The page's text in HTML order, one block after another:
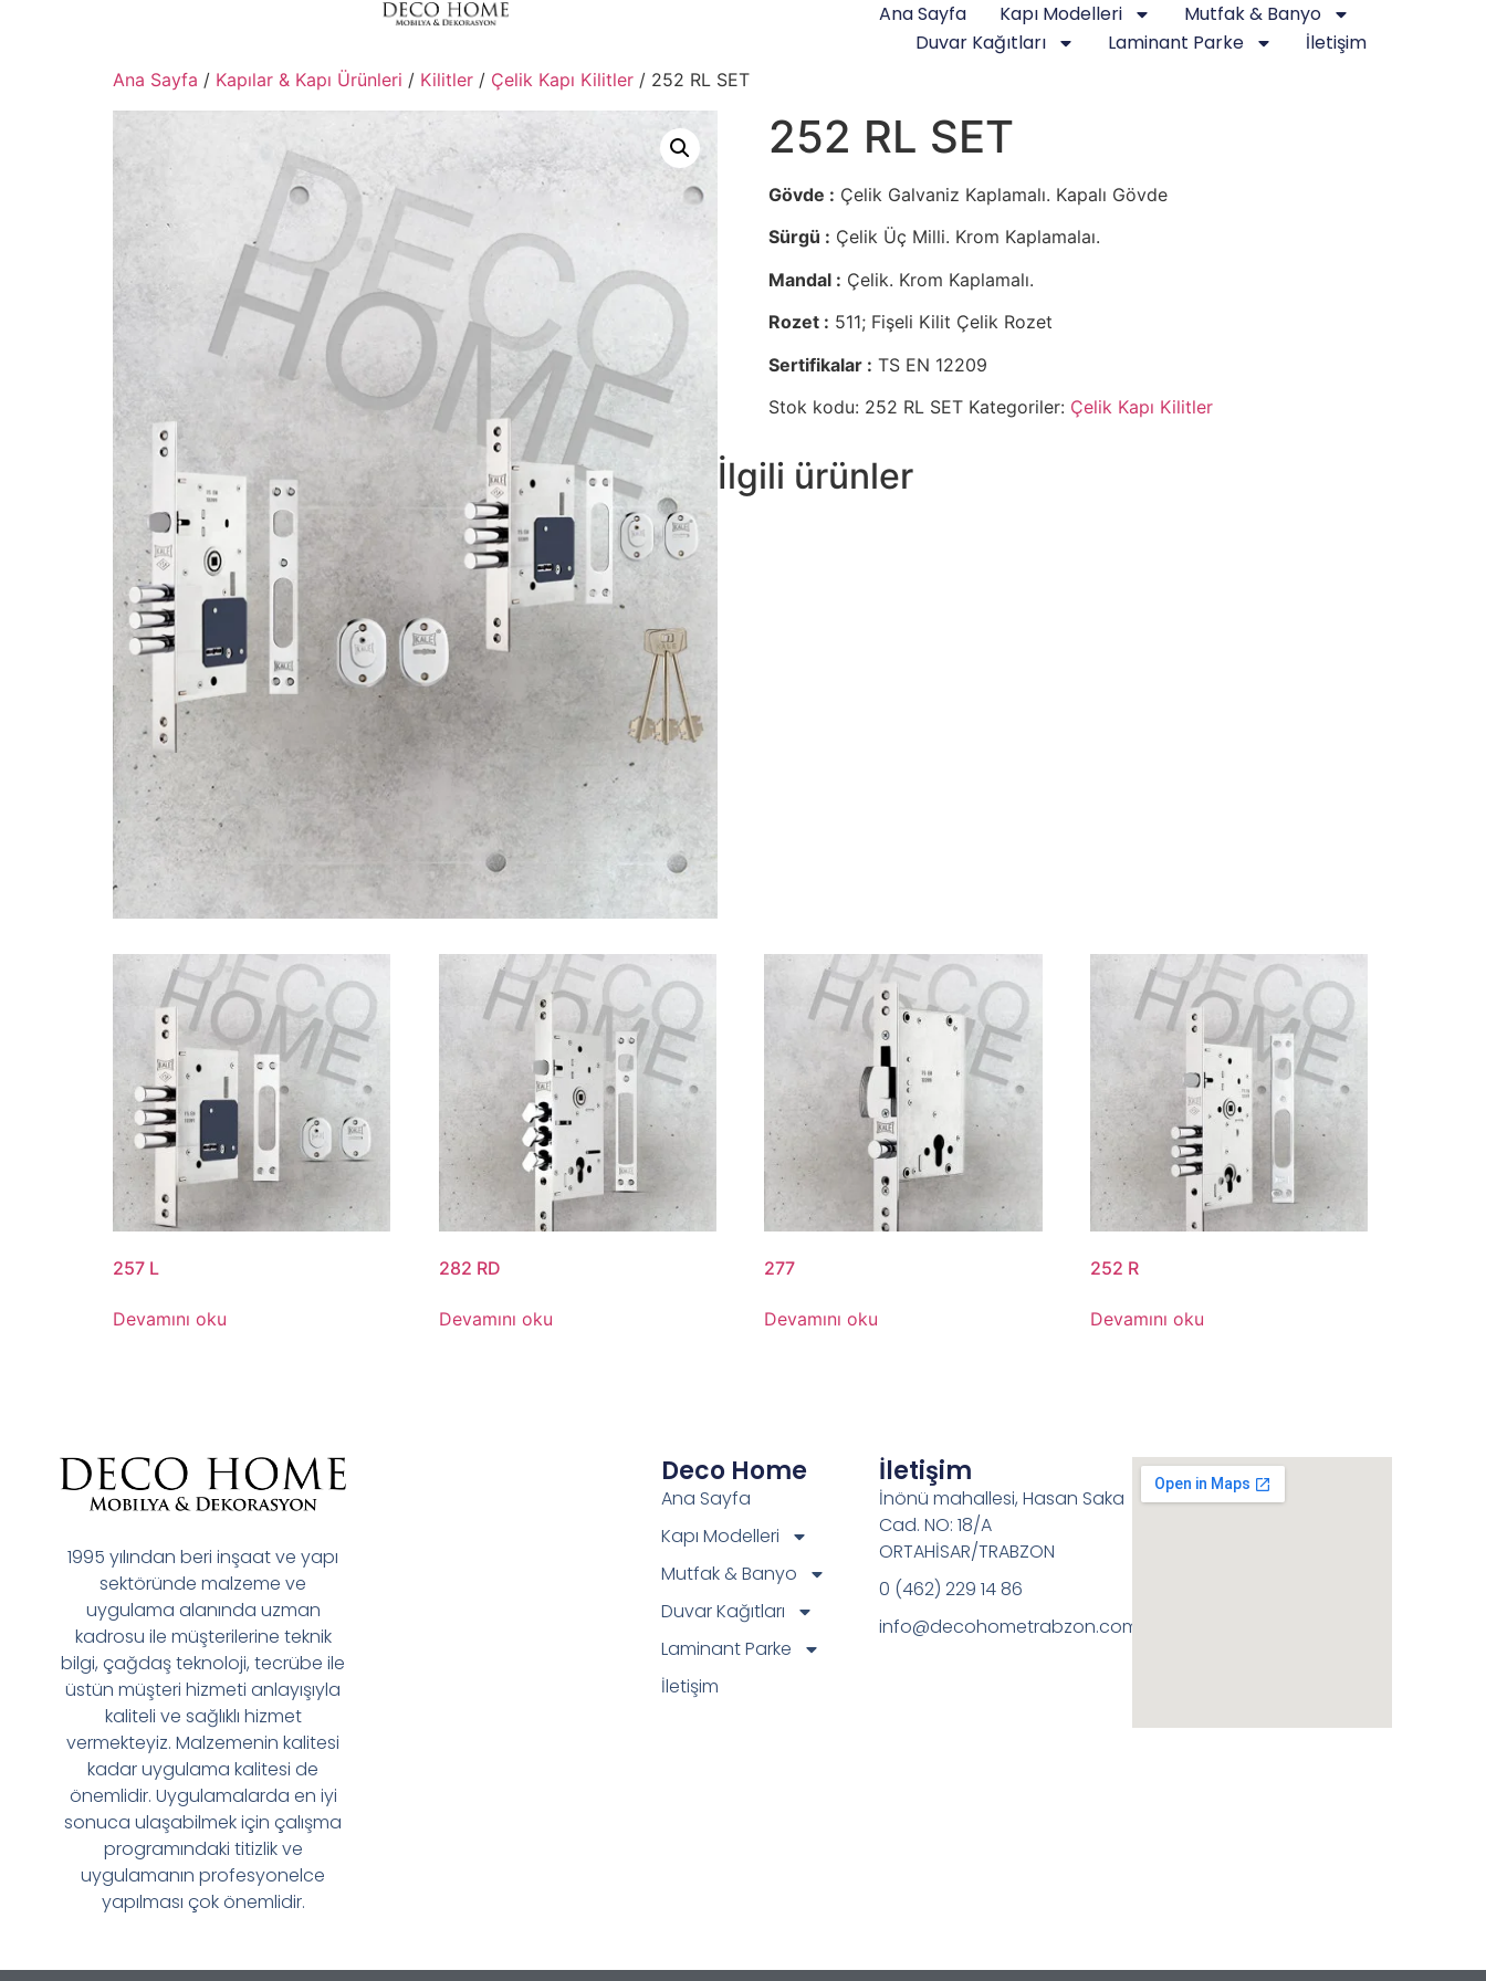
Ana Sayfa Kapı Modelleri
Mutfak & Banyo
Duvar Kağıtları
Laminant Parke İletişim
Ana Sayfa / Kapılar & Kapı Ürünleri / Kilitler / Çelik Kapı Kilitler / 252 RL SET
252 RL SET
Gövde : Çelik Galvaniz Kaplamalı. Kapalı Gövde
Sürgü : Çelik Üç Milli. Krom Kaplamalaı.
Mandal : Çelik. Krom Kaplamalı.
Rozet : 511; Fişeli Kilit Çelik Rozet
Sertifikalar : TS EN 12209
Stok kodu: 252 RL SET Kategoriler: Çelik Kapı Kilitler
İlgili ürünler
257 L
Devamını oku
282 RD
Devamını oku
277
Devamını oku
252 R
Devamını oku
1995 yılından beri inşaat ve yapı
sektöründe malzeme ve
uygulama alanında uzman
kadrosu ile müşterilerine teknik
bilgi, çağdaş teknoloji, tecrübe ile
üstün müşteri hizmeti anlayışıyla
kaliteli ve sağlıklı hizmet
vermekteyiz. Malzemenin kalitesi
kadar uygulama kalitesi de
önemlidir. Uygulamalarda en iyi
sonuca ulaşabilmek için çalışma
programındaki titizlik ve
uygulamanın profesyonelce
yapılması çok önemlidir.
Deco Home
Ana Sayfa
Kapı Modelleri
Mutfak & Banyo
Duvar Kağıtları
Laminant Parke
İletişim
İletişim
İnönü mahallesi, Hasan Saka
Cad. NO: 18/A
ORTAHİSAR/TRABZON
0 (462) 229 14 86
info@decohometrabzon.com